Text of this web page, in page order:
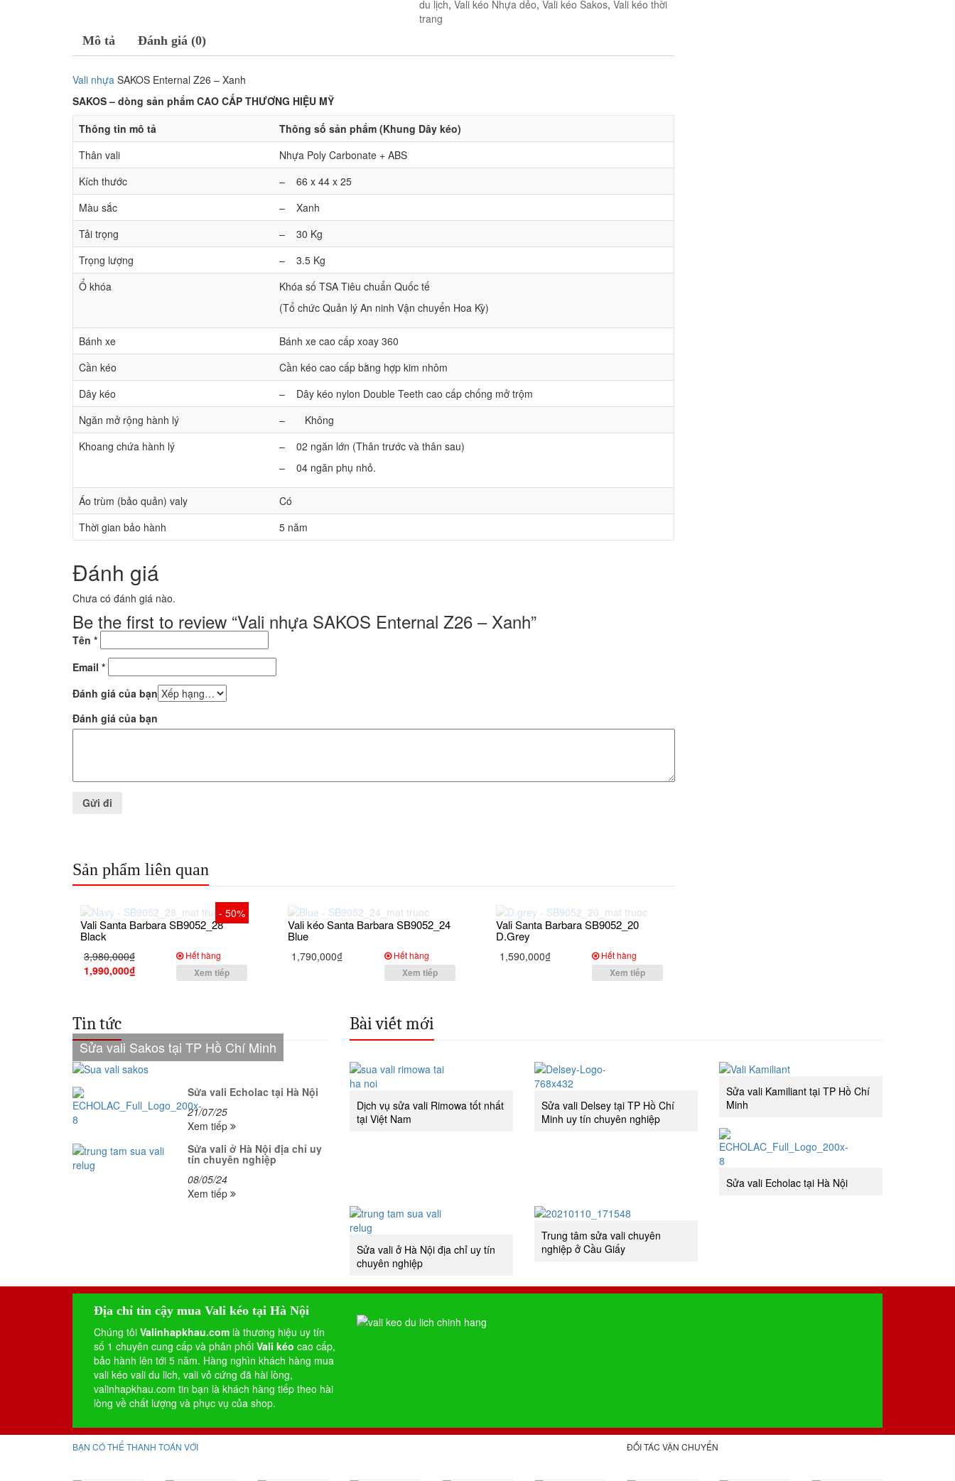
du lịch, Vali kéo Nhựa dẻo, Vali kéo Sakos, Vali kéo thời
trang
Mô tả Đánh giá (0)
Vali nhựa SAKOS Enternal Z26 – Xanh
SAKOS – dòng sản phẩm CAO CẤP THƯƠNG HIỆU MỸ
Thông tin mô tả
Thông số sản phẩm (Khung Dây kéo)
Thân vali
Nhựa Poly Carbonate + ABS
Kích thước
– 66 x 44 x 25
Màu sắc
– Xanh
Tải trọng
– 30 Kg
Trọng lượng
– 3.5 Kg
Ổ khóa
Khóa số TSA Tiêu chuẩn Quốc tế
(Tổ chức Quản lý An ninh Vận chuyển Hoa Kỳ)
Bánh xe
Bánh xe cao cấp xoay 360
Cần kéo
Cần kéo cao cấp bằng hợp kim nhôm
Dây kéo
– Dây kéo nylon Double Teeth cao cấp chống mở trộm
Ngăn mở rộng hành lý
– Không
Khoang chứa hành lý
– 02 ngăn lớn (Thân trước và thân sau)
– 04 ngăn phụ nhỏ.
Áo trùm (bảo quản) valy
Có
Thời gian bảo hành
5 năm
Đánh giá
Chưa có đánh giá nào.
Be the first to review “Vali nhựa SAKOS Enternal Z26 – Xanh”
Tên *
Email *
Đánh giá của bạn
Đánh giá của bạn
Sản phẩm liên quan
- 50%
Vali Santa Barbara SB9052_28
Black
3,980,000₫
1,990,000₫
Hết hàng
Xem tiếp
Vali kéo Santa Barbara SB9052_24
Blue
1,790,000₫ Hết hàng
Xem tiếp
Vali Santa Barbara SB9052_20
D.Grey
1,590,000₫ Hết hàng
Xem tiếp
Tin tức
Sửa vali Sakos tại TP Hồ Chí Minh
Sửa vali Echolac tại Hà Nội
21/07/25
Xem tiếp
Sửa vali ở Hà Nội địa chỉ uy
tín chuyên nghiệp
08/05/24
Xem tiếp
Bài viết mới
Dịch vụ sửa vali Rimowa tốt nhất
tại Việt Nam
Sửa vali Delsey tại TP Hồ Chí
Minh uy tín chuyên nghiệp
Sửa vali Kamiliant tại TP Hồ Chí
Minh
Sửa vali Echolac tại Hà Nội
Sửa vali ở Hà Nội địa chỉ uy tín
chuyên nghiệp
Trung tâm sửa vali chuyên
nghiệp ở Cầu Giấy
Địa chỉ tin cậy mua Vali kéo tại Hà Nội
Chúng tôi Valinhapkhau.com là thương hiệu uy tín
số 1 chuyên cung cấp và phân phối Vali kéo cao cấp,
bảo hành lên tới 5 năm. Hàng nghìn khách hàng mua
vali kéo vali du lich, vali vỏ cứng đã hài lòng,
valinhapkhau.com tin bạn là khách hàng tiếp theo hài
lòng về chất lượng và phục vụ của shop.
BẠN CÓ THỂ THANH TOÁN VỚI ĐỐI TÁC VẬN CHUYỂN